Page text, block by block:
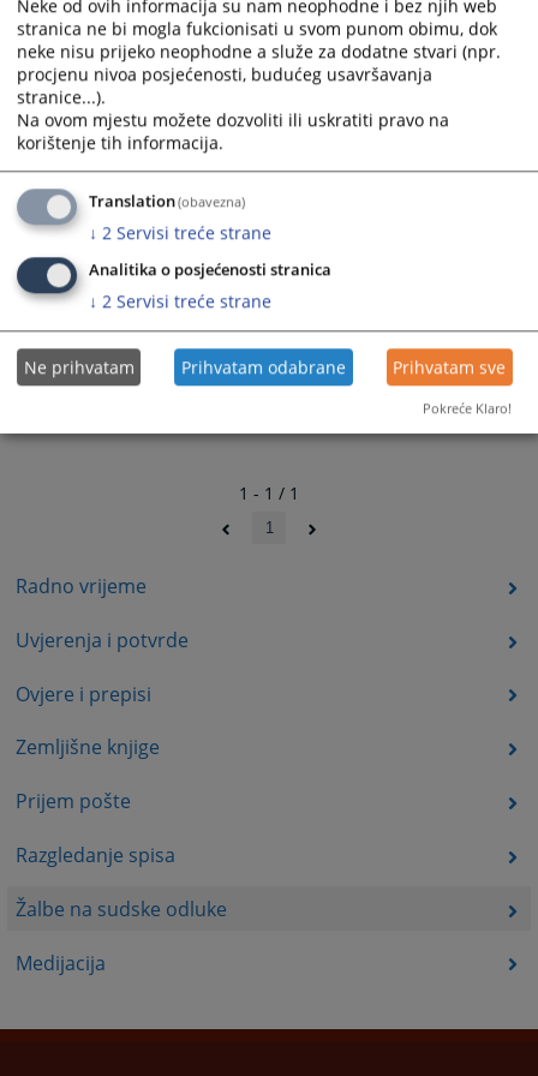
Radno vrijeme
Uvjerenja i potvrde
Ovjere i prepisi
Zemljišne knjige
Prijem pošte
Razgledanje spisa
Žalbe na sudske odluke
Medijacija
roku od osam dana, dostaviti Okružnom sudu Banja
Luka, koji je nadležan za vođenje drugostepenog
postupka.
1420PREGLEDA
1 - 1 / 1
1
Neke od ovih informacija su nam neophodne i bez njih web
stranica ne bi mogla fukcionisati u svom punom obimu, dok
neke nisu prijeko neophodne a služe za dodatne stvari (npr.
procjenu nivoa posjećenosti, budućeg usavršavanja
stranice...).
Na ovom mjestu možete dozvoliti ili uskratiti pravo na
korištenje tih informacija.
Translation(obavezna)
↓ 2 Servisi treće strane
Analitika o posjećenosti stranica
↓ 2 Servisi treće strane
Ne prihvatam Prihvatam odabrane Prihvatam sve
Pokreće Klaro!